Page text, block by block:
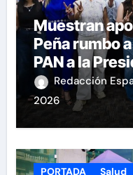
Muestran
Peña rumbo
PAN a la
Redacción
2026
PORTADA Salud